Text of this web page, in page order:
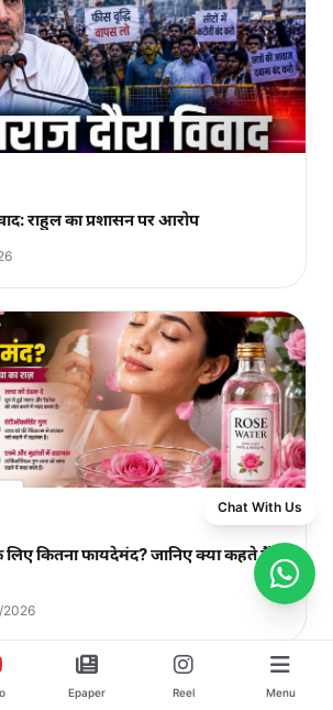
राहुल का प्रशासन पर आरोप
लिए कितना फायदेमंद? जानिए क्या कहते हैं
2026
Epaper Reel Menu
Chat With Us